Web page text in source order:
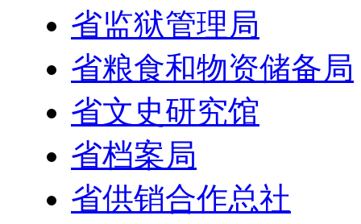
省监狱管理局
省粮食和物资储备局
省文史研究馆
省档案局
省供销合作总社